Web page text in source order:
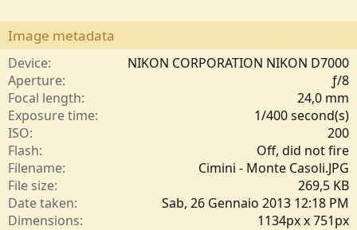
0
t
e
l
/
a
Image metadata
Device
NIKON CORPORATION NIKON D7000
Aperture
ƒ/8
Focal length
24,0 mm
Exposure time
1/400 second(s)
ISO
200
Flash
Off, did not fire
Filename
Cimini - Monte Casoli.JPG
File size
269,5 KB
Date taken
Sab, 26 Gennaio 2013 12:18 PM
Dimensions
1134px x 751px